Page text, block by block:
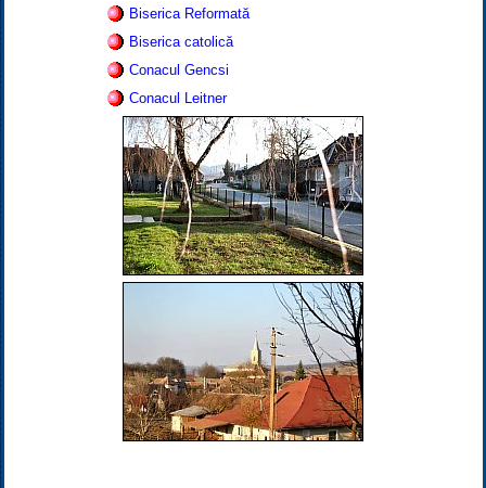
Biserica Reformată
Biserica catolică
Conacul Gencsi
Conacul Leitner